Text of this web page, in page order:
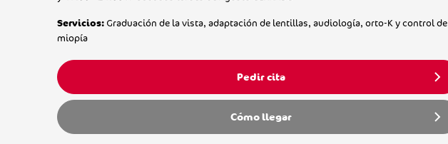
Servicios: Graduación de la vista, adaptación de lentillas, audiología, orto-K y control de
miopía
Pedir cita
Cómo llegar